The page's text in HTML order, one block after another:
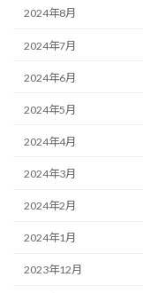
2024年8月
2024年7月
2024年6月
2024年5月
2024年4月
2024年3月
2024年2月
2024年1月
2023年12月